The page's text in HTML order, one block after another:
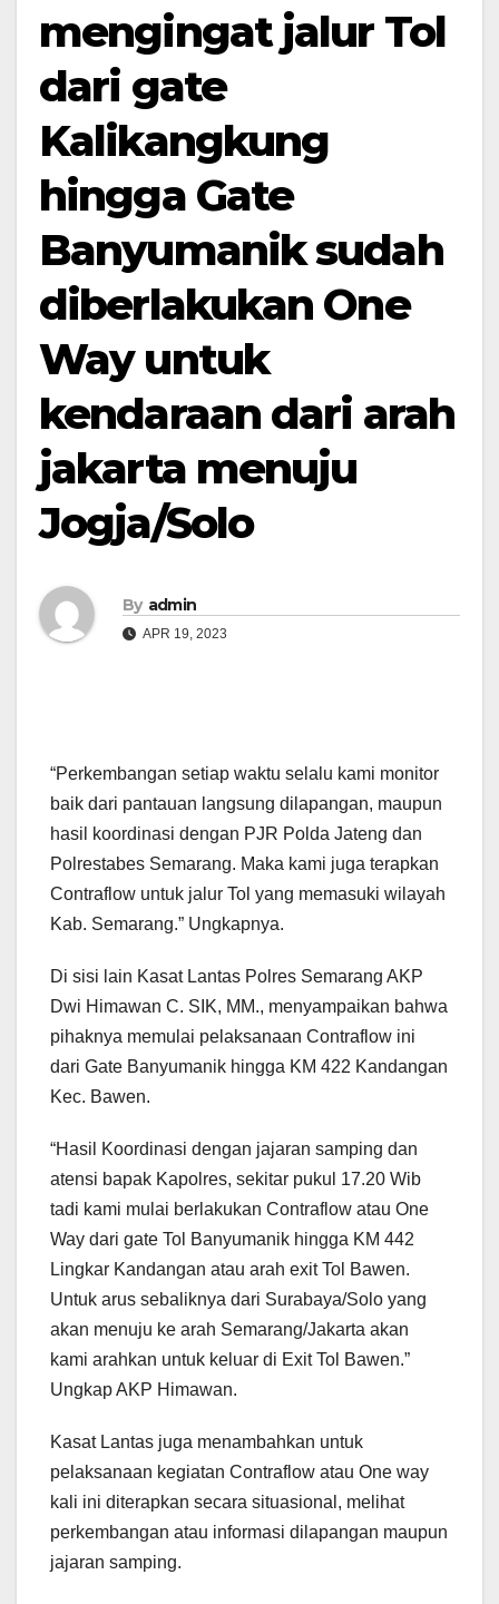
mengingat jalur Tol
dari gate
Kalikangkung
hingga Gate
Banyumanik sudah
diberlakukan One
Way untuk
kendaraan dari arah
jakarta menuju
Jogja/Solo
By admin
APR 19, 2023
“Perkembangan setiap waktu selalu kami monitor
baik dari pantauan langsung dilapangan, maupun
hasil koordinasi dengan PJR Polda Jateng dan
Polrestabes Semarang. Maka kami juga terapkan
Contraflow untuk jalur Tol yang memasuki wilayah
Kab. Semarang.” Ungkapnya.
Di sisi lain Kasat Lantas Polres Semarang AKP
Dwi Himawan C. SIK, MM., menyampaikan bahwa
pihaknya memulai pelaksanaan Contraflow ini
dari Gate Banyumanik hingga KM 422 Kandangan
Kec. Bawen.
“Hasil Koordinasi dengan jajaran samping dan
atensi bapak Kapolres, sekitar pukul 17.20 Wib
tadi kami mulai berlakukan Contraflow atau One
Way dari gate Tol Banyumanik hingga KM 442
Lingkar Kandangan atau arah exit Tol Bawen.
Untuk arus sebaliknya dari Surabaya/Solo yang
akan menuju ke arah Semarang/Jakarta akan
kami arahkan untuk keluar di Exit Tol Bawen.”
Ungkap AKP Himawan.
Kasat Lantas juga menambahkan untuk
pelaksanaan kegiatan Contraflow atau One way
kali ini diterapkan secara situasional, melihat
perkembangan atau informasi dilapangan maupun
jajaran samping.